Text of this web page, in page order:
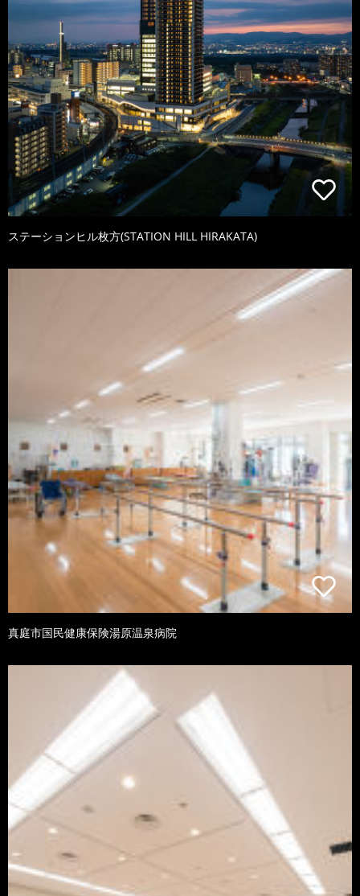
ステーションヒル枚方(STATION HILL HIRAKATA)
真庭市国民健康保険湯原温泉病院